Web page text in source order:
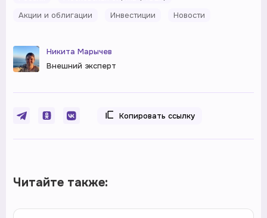
Акции и облигации
Инвестиции Новости
Никита Марычев
Внешний эксперт
Копировать ссылку
Читайте также: